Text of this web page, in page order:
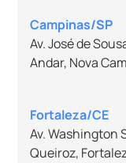
Campinas/SP
Av. José de
Andar, Nova
Fortaleza/CE
Av. Washington
Queiroz,